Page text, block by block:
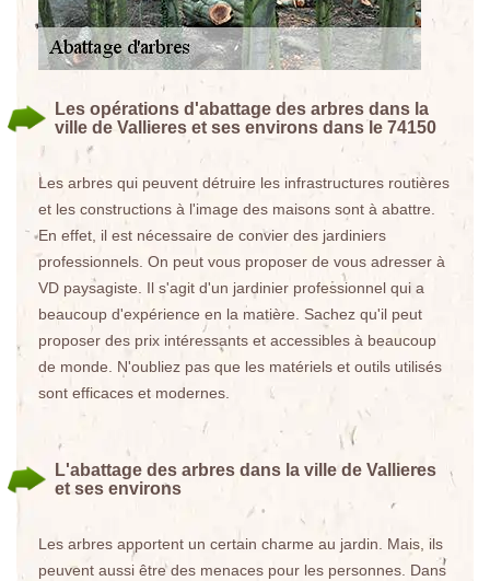
Les opérations d'abattage des arbres dans la
ville de Vallieres et ses environs dans le 74150
Les arbres qui peuvent détruire les infrastructures routières
et les constructions à l'image des maisons sont à abattre.
En effet, il est nécessaire de convier des jardiniers
professionnels. On peut vous proposer de vous adresser à
VD paysagiste. Il s'agit d'un jardinier professionnel qui a
beaucoup d'expérience en la matière. Sachez qu'il peut
proposer des prix intéressants et accessibles à beaucoup
de monde. N'oubliez pas que les matériels et outils utilisés
sont efficaces et modernes.
L'abattage des arbres dans la ville de Vallieres
et ses environs
Les arbres apportent un certain charme au jardin. Mais, ils
peuvent aussi être des menaces pour les personnes. Dans